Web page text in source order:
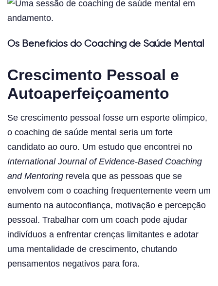
Os Benefícios do Coaching de Saúde Mental
Crescimento Pessoal e
Autoaperfeiçoamento
Se crescimento pessoal fosse um esporte olímpico,
o coaching de saúde mental seria um forte
candidato ao ouro. Um estudo que encontrei no
International Journal of Evidence-Based Coaching
and Mentoring revela que as pessoas que se
envolvem com o coaching frequentemente veem um
aumento na autoconfiança, motivação e percepção
pessoal. Trabalhar com um coach pode ajudar
indivíduos a enfrentar crenças limitantes e adotar
uma mentalidade de crescimento, chutando
pensamentos negativos para fora.